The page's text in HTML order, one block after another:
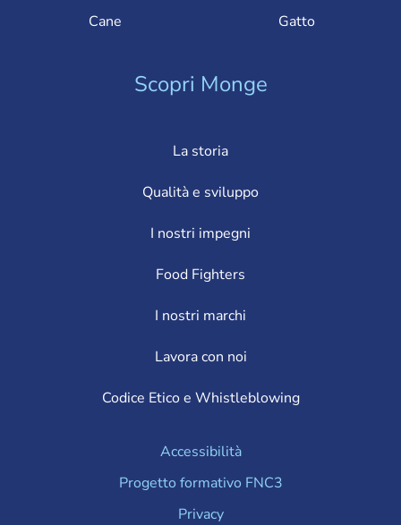
Cane Gatto
Scopri Monge
La storia
Qualità e sviluppo
I nostri impegni
Food Fighters
I nostri marchi
Lavora con noi
Codice Etico e Whistleblowing
Accessibilità
Progetto formativo FNC3
Privacy